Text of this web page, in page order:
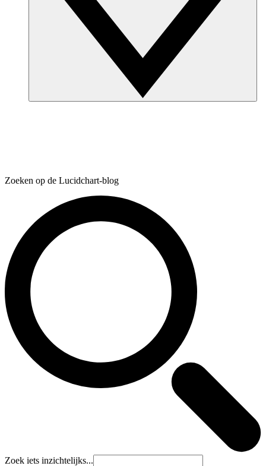
Zoeken op de Lucidchart-blog
Zoek iets inzichtelijks...